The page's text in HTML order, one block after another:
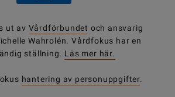
ut av Vårdförbundet och ansvarig
Wahrolén. Vårdfokus har en
ställning. Läs mer här.
hantering av personuppgifter.